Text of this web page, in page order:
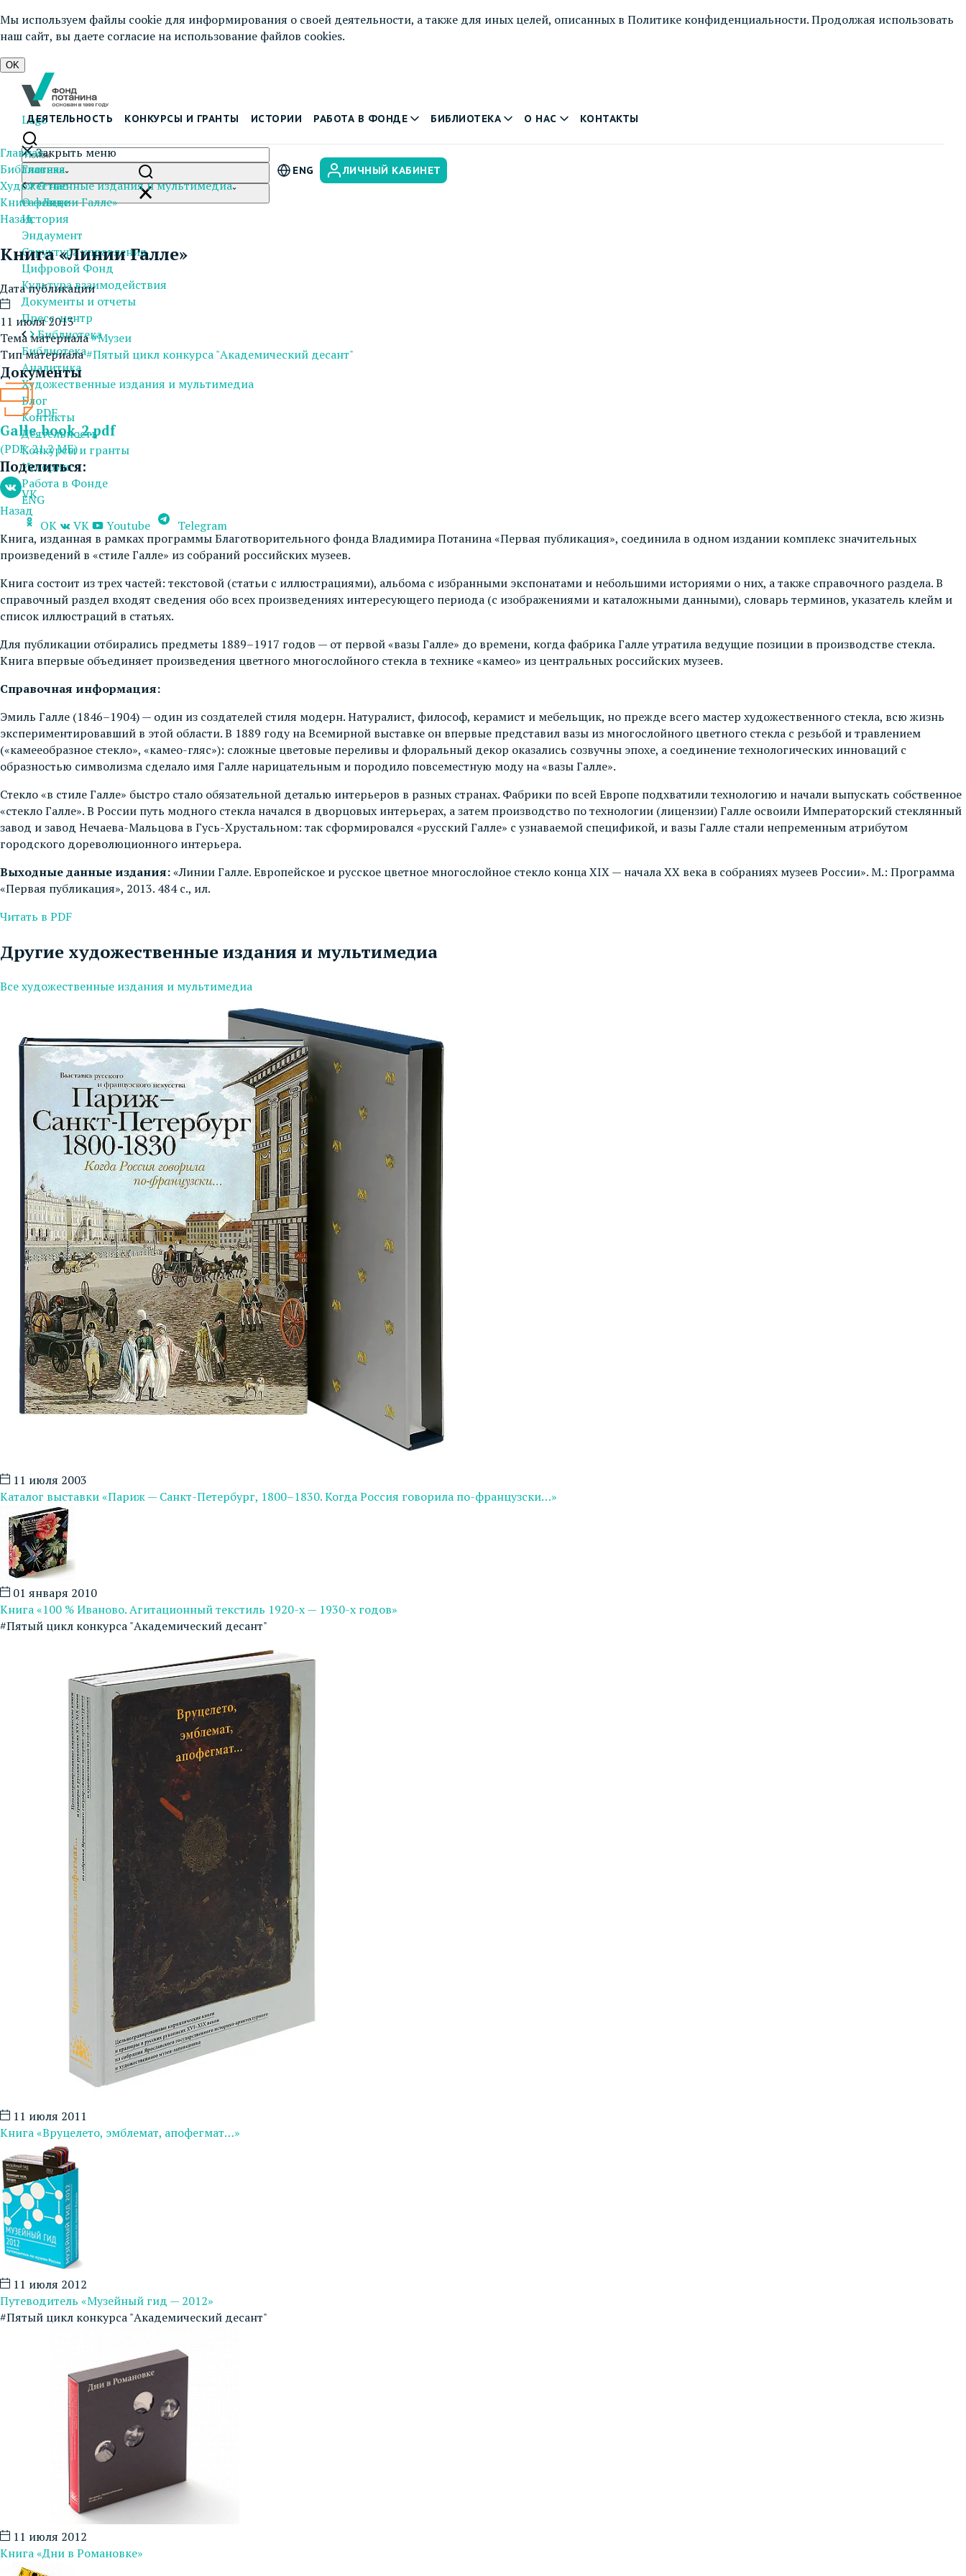
Мы используем файлы cookie для информирования о своей деятельности, а также для иных целей, описанных в Политике конфиденциальности. Продолжая использовать
наш сайт, вы даете согласие на использование файлов cookies.
OK
Logo
ДЕЯТЕЛЬНОСТЬ КОНКУРСЫ И ГРАНТЫ ИСТОРИИ РАБОТА В ФОНДЕ БИБЛИОТЕКА О НАС КОНТАКТЫ
ENG ЛИЧНЫЙ КАБИНЕТ
Закрыть меню
Главная
О нас
О фонде
История
Эндаумент
Структура управления
Цифровой Фонд
Культура взаимодействия
Документы и отчеты
Пресс-центр
Библиотека
Библиотека
Аналитика
Художественные издания и мультимедиа
Блог
Контакты
Деятельность
Конкурсы и гранты
Истории
Работа в Фонде
ENG
OK
VK Youtube Telegram
Главная
Библиотека
Художественные издания и мультимедиа
Книга «Линии Галле»
Назад
Книга «Линии Галле»
Дата публикации
11 июля 2013
Тема материала#Музеи
Тип материала#Пятый цикл конкурса "Академический десант"
Документы
PDF
Galle_book_2.pdf
(PDF, 21.2 МБ)
Поделиться:
VK
Назад
Книга, изданная в рамках программы Благотворительного фонда Владимира Потанина «Первая публикация», соединила в одном издании комплекс значительных
произведений в «стиле Галле» из собраний российских музеев.
Книга состоит из трех частей: текстовой (статьи с иллюстрациями), альбома с избранными экспонатами и небольшими историями о них, а также справочного раздела. В
справочный раздел входят сведения обо всех произведениях интересующего периода (с изображениями и каталожными данными), словарь терминов, указатель клейм и
список иллюстраций в статьях.
Для публикации отбирались предметы 1889–1917 годов — от первой «вазы Галле» до времени, когда фабрика Галле утратила ведущие позиции в производстве стекла.
Книга впервые объединяет произведения цветного многослойного стекла в технике «камео» из центральных российских музеев.
Справочная информация:
Эмиль Галле (1846–1904) — один из создателей стиля модерн. Натуралист, философ, керамист и мебельщик, но прежде всего мастер художественного стекла, всю жизнь
экспериментировавший в этой области. В 1889 году на Всемирной выставке он впервые представил вазы из многослойного цветного стекла с резьбой и травлением
(«камееобразное стекло», «камео-гляс»): сложные цветовые переливы и флоральный декор оказались созвучны эпохе, а соединение технологических инноваций с
образностью символизма сделало имя Галле нарицательным и породило повсеместную моду на «вазы Галле».
Стекло «в стиле Галле» быстро стало обязательной деталью интерьеров в разных странах. Фабрики по всей Европе подхватили технологию и начали выпускать собственное
«стекло Галле». В России путь модного стекла начался в дворцовых интерьерах, а затем производство по технологии (лицензии) Галле освоили Императорский стеклянный
завод и завод Нечаева-Мальцова в Гусь-Хрустальном: так сформировался «русский Галле» с узнаваемой спецификой, и вазы Галле стали непременным атрибутом
городского дореволюционного интерьера.
Выходные данные издания:«Линии Галле. Европейское и русское цветное многослойное стекло конца XIX — начала XX века в собраниях музеев России». М.: Программа
«Первая публикация», 2013. 484 с., ил.
Читать в PDF
Другие художественные издания и мультимедиа
Все художественные издания и мультимедиа
11 июля 2003
Каталог выставки «Париж — Санкт-Петербург, 1800–1830. Когда Россия говорила по-французски…»
01 января 2010
Книга «100 % Иваново. Агитационный текстиль 1920-х — 1930-х годов»
#Пятый цикл конкурса "Академический десант"
11 июля 2011
Книга «Вруцелето, эмблемат, апофегмат…»
11 июля 2012
Путеводитель «Музейный гид — 2012»
#Пятый цикл конкурса "Академический десант"
11 июля 2012
Книга «Дни в Романовке»